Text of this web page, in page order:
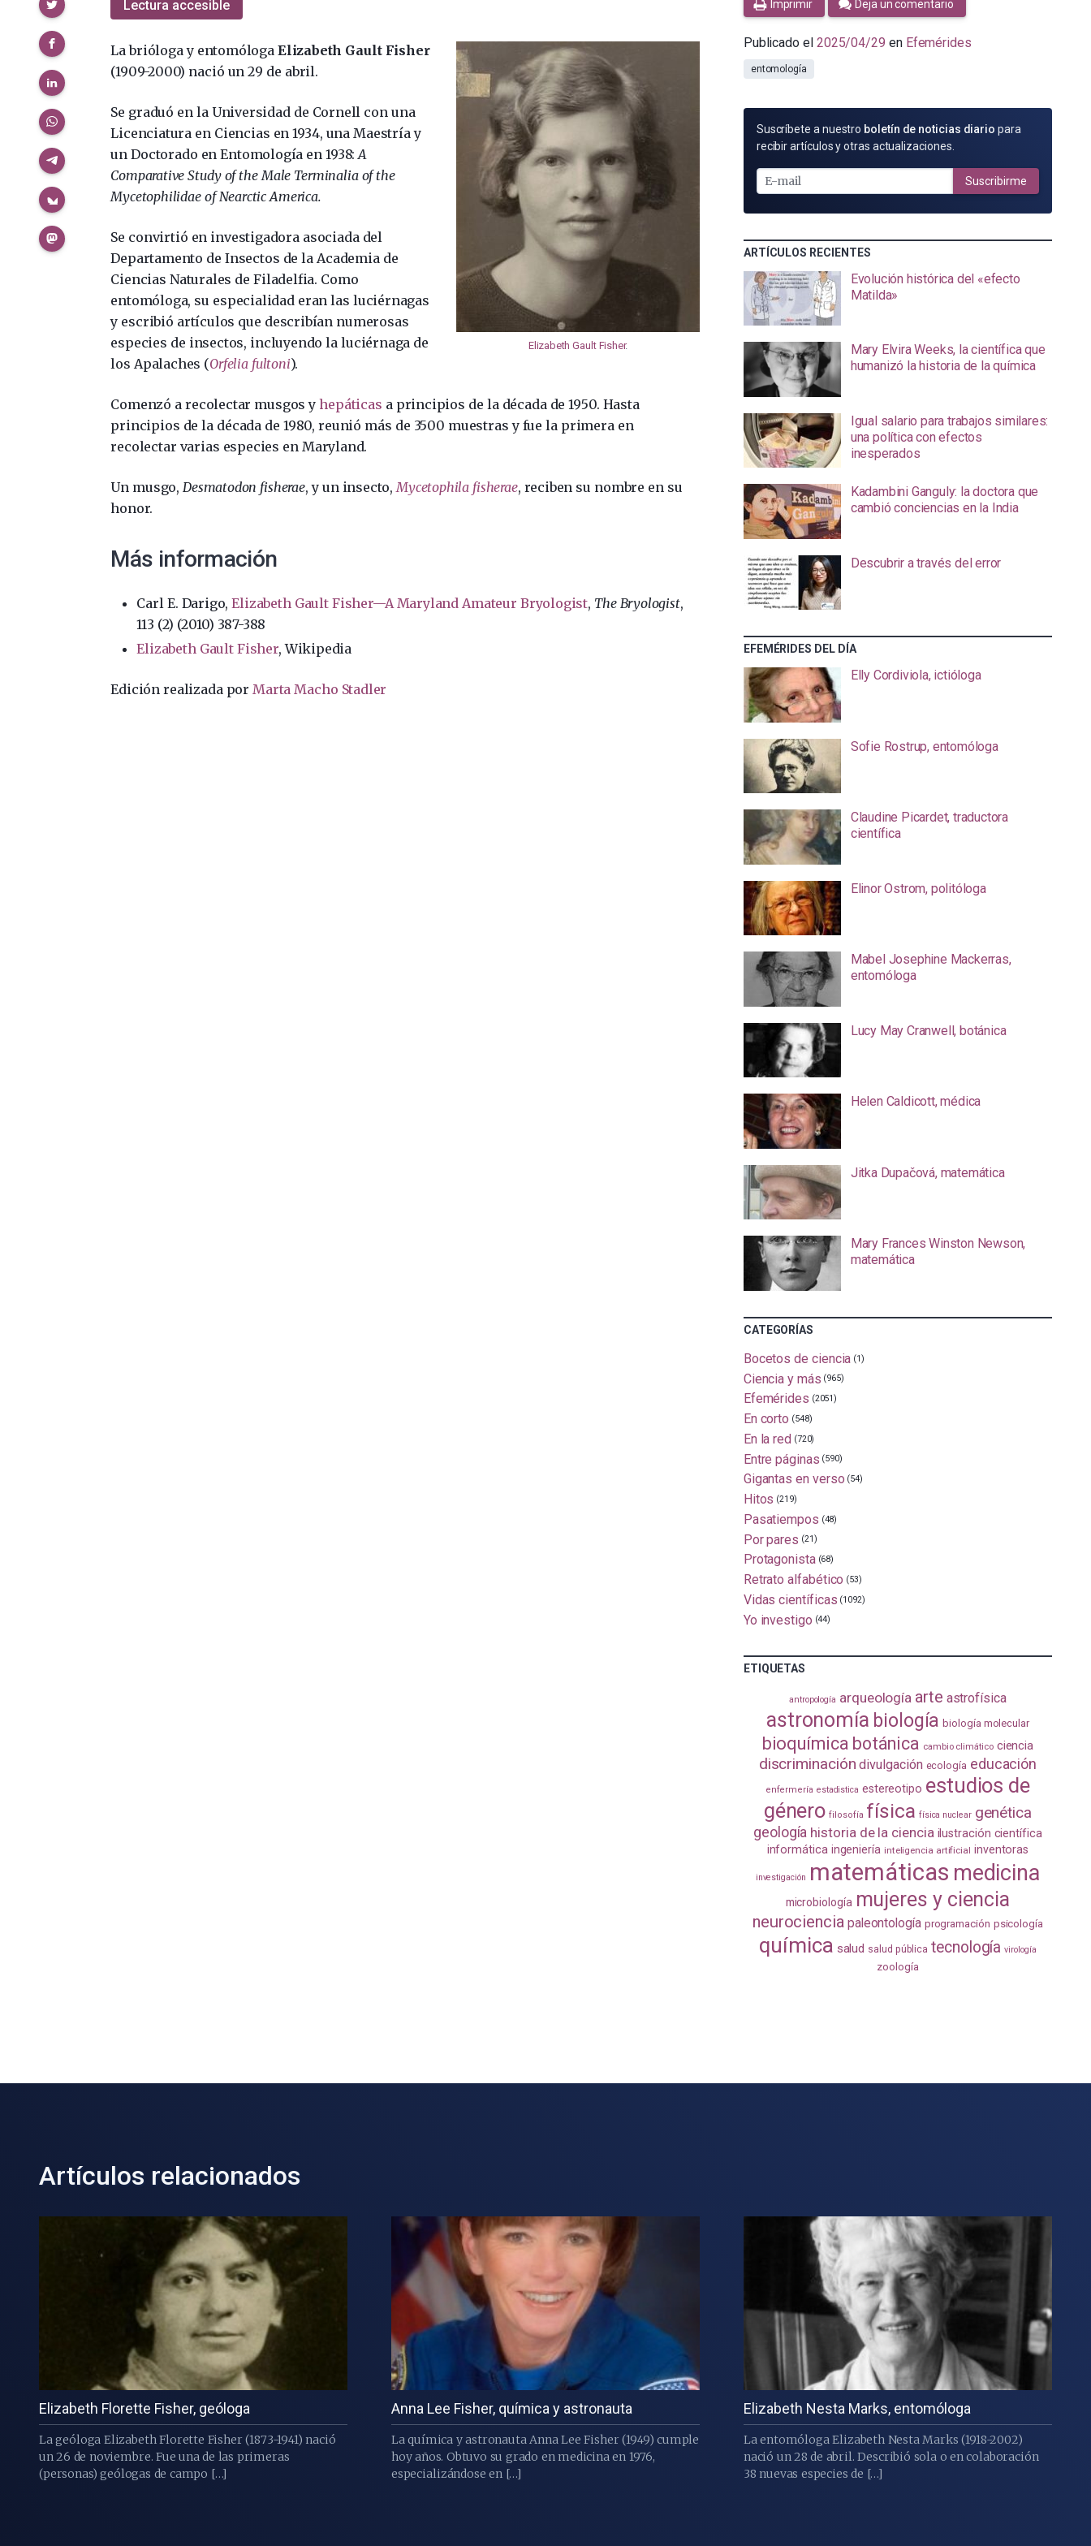
Lectura accesible
Elizabeth Gault Fisher.
La brióloga y entomóloga Elizabeth Gault Fisher
(1909-2000) nació un 29 de abril.
Se graduó en la Universidad de Cornell con una
Licenciatura en Ciencias en 1934, una Maestría y
un Doctorado en Entomología en 1938:A
Comparative Study of the Male Terminalia of the
Mycetophilidae of Nearctic America.
Se convirtió en investigadora asociada del
Departamento de Insectos de la Academia de
Ciencias Naturales de Filadelfia. Como
entomóloga, su especialidad eran las luciérnagas
y escribió artículos que describían numerosas
especies de insectos, incluyendo la luciérnaga de
los Apalaches (Orfelia fultoni).
Comenzó a recolectar musgos yhepáticas a principios de la década de 1950. Hasta
principios de la década de 1980, reunió más de 3500 muestras y fue la primera en
recolectar varias especies en Maryland.
Un musgo, Desmatodon fisherae, y un insecto, Mycetophila fisherae, reciben su nombre en su
honor.
Más información
Carl E. Darigo,Elizabeth Gault Fisher—A Maryland Amateur Bryologist, The Bryologist,
113 (2) (2010) 387-388
Elizabeth Gault Fisher, Wikipedia
Edición realizada por Marta Macho Stadler
Imprimir Deja un comentario
Publicado el 2025/04/29 en Efemérides
entomología
SUSCRÍBETE
POR
MAIL
Suscríbete a nuestro boletín de noticias diario para
recibir artículos y otras actualizaciones.
Suscribirme
ARTÍCULOS RECIENTES
Evolución histórica del «efecto
Matilda»
Mary Elvira Weeks, la científica que
humanizó la historia de la química
Igual salario para trabajos similares:
una política con efectos
inesperados
Kadambini Ganguly: la doctora que
cambió conciencias en la India
Descubrir a través del error
EFEMÉRIDES DEL DÍA
Elly Cordiviola, ictióloga
Sofie Rostrup, entomóloga
Claudine Picardet, traductora
científica
Elinor Ostrom, politóloga
Mabel Josephine Mackerras,
entomóloga
Lucy May Cranwell, botánica
Helen Caldicott, médica
Jitka Dupačová, matemática
Mary Frances Winston Newson,
matemática
CATEGORÍAS
Bocetos de ciencia (1)
Ciencia y más (965)
Efemérides (2051)
En corto (548)
En la red (720)
Entre páginas (590)
Gigantas en verso (54)
Hitos (219)
Pasatiempos (48)
Por pares (21)
Protagonista (68)
Retrato alfabético (53)
Vidas científicas (1092)
Yo investigo (44)
ETIQUETAS
antropología arqueología arte astrofísica
astronomía biología biología molecular
bioquímica botánica cambio climático ciencia
discriminación divulgación ecología educación
enfermería estadistica estereotipo estudios de
género filosofía física física nuclear genética
geología historia de la ciencia ilustración científica
informática ingeniería inteligencia artificial inventoras
investigación matemáticas medicina
microbiología mujeres y ciencia
neurociencia paleontología programación psicología
química salud salud pública tecnología virología
zoología
Artículos relacionados
Elizabeth Florette Fisher, geóloga
La geóloga Elizabeth Florette Fisher (1873-1941) nació
un 26 de noviembre. Fue una de las primeras
(personas) geólogas de campo […]
Anna Lee Fisher, química y astronauta
La química y astronauta Anna Lee Fisher (1949) cumple
hoy años. Obtuvo su grado en medicina en 1976,
especializándose en […]
Elizabeth Nesta Marks, entomóloga
La entomóloga Elizabeth Nesta Marks (1918-2002)
nació un 28 de abril. Describió sola o en colaboración
38 nuevas especies de […]